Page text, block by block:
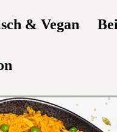
& Vegan